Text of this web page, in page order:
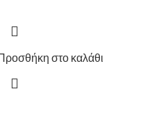
στο καλάθι